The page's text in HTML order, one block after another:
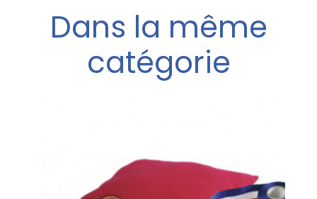
Dans la même
catégorie